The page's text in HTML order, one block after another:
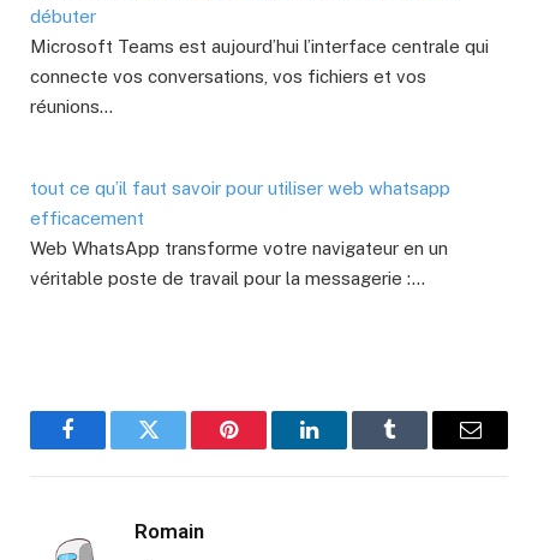
débuter
Microsoft Teams est aujourd’hui l’interface centrale qui
connecte vos conversations, vos fichiers et vos
réunions…
tout ce qu’il faut savoir pour utiliser web whatsapp
efficacement
Web WhatsApp transforme votre navigateur en un
véritable poste de travail pour la messagerie :…
FacebookTwitter Pinterest LinkedInTumblr
E-
Romain